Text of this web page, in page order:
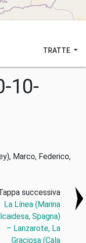
TRATTE
10-
Marco, Federico,
successiva
La Línea (Marina
Spagna)
– Lanzarote, La
Graciosa (Cala